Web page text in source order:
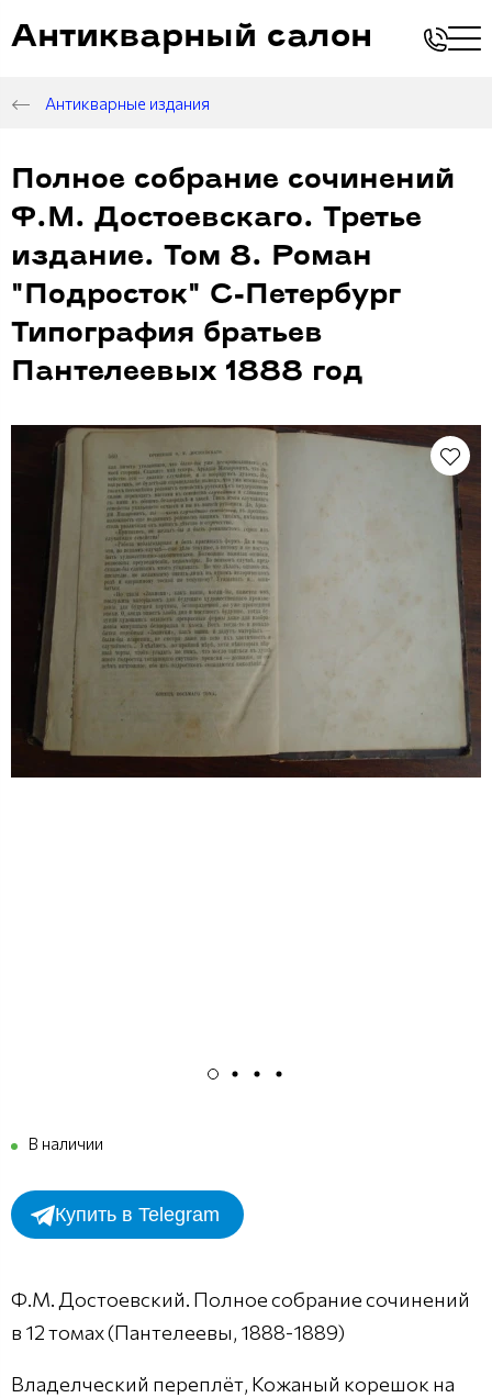
Антикварный салон
Антикварные издания
Полное собрание сочинений
Ф.М. Достоевскаго. Третье
издание. Том 8. Роман
"Подросток" С-Петербург
Типография братьев
Пантелеевых 1888 год
В наличии
Купить в Telegram
Ф.М. Достоевский. Полное собрание сочинений
в 12 томах (Пантелеевы, 1888-1889)
Владелческий переплёт, Кожаный корешок на